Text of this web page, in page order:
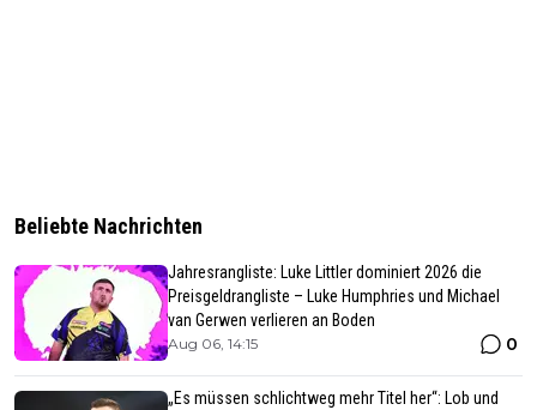
Beliebte Nachrichten
Jahresrangliste: Luke Littler dominiert 2026 die
Preisgeldrangliste – Luke Humphries und Michael
van Gerwen verlieren an Boden
Aug 06, 14:15 0
„Es müssen schlichtweg mehr Titel her“: Lob und